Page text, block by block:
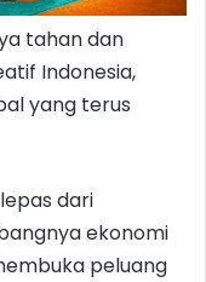
tahan dan
Indonesia,
yang terus
dari
ekonomi
peluang